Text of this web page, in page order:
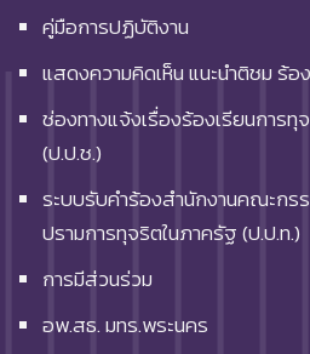
คู่มือการปฏิบัติงาน
แสดงความคิดเห็น แนะนำติชม ร้อ
ช่องทางแจ้งเรื่องร้องเรียนการ
(ป.ป.ช.)
ระบบรับคำร้องสำนักงานคณะกร
ปรามการทุจริตในภาครัฐ (ป.ป.ท.)
การมีส่วนร่วม
อพ.สธ. มทร.พระนคร